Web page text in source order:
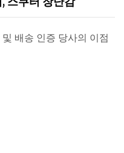
배송 인증 당사의 이점